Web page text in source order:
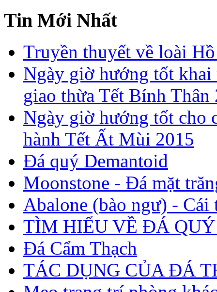
Tin Mới Nhất
Truyền thuyết về loài
Ngày giờ hướng tốt
giao thừa Tết Bính Thân
Ngày giờ hướng tốt cho
hành Tết Ất Mùi 2015
Đá quý Demantoid
Moonstone - Đá mặt
Abalone (bào ngư) - Cái
TÌM HIỂU VỀ ĐÁ QUÝ
Đá Cẩm Thạch
TÁC DỤNG CỦA ĐÁ